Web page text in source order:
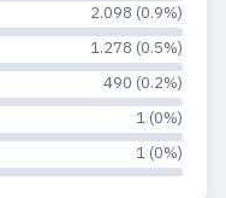
90
68
70
2.098 (0.9%)
1.278 (0.5%)
490 (0.2%)
1 (0%)
1 (0%)